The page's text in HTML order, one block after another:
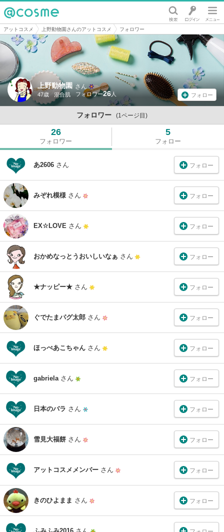
@cosme
アットコスメ 上野動物園さんのアットコスメ フォロワー
上野動物園 さん
47歳 混合肌 26 フォロー
フォロワー (1ページ目)
26
フォロワー
5
フォロー
あ2606 さん フォロー
みぞれ模様 さん フォロー
EX☆LOVE さん フォロー
おかめなっとうおいしいなぁ さん フォロー
★ナッピー★ さん フォロー
ぐでたまパグ太郎 さん フォロー
ほっぺあこちゃん さん フォロー
gabriela さん フォロー
日本のバラ さん フォロー
雪見大福餅 さん フォロー
アットコスメメンバー さん フォロー
きのひよまま さん フォロー